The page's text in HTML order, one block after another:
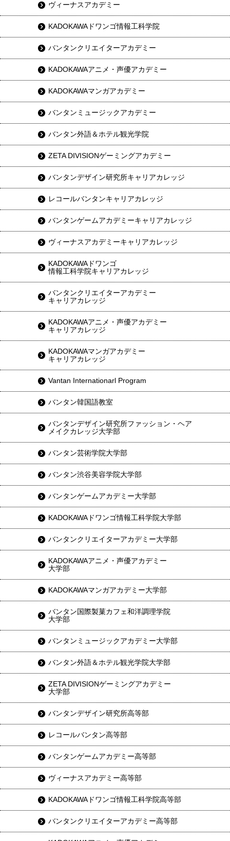
ヴィーナスアカデミー
KADOKAWAドワンゴ情報工科学院
バンタンクリエイターアカデミー
KADOKAWAアニメ・声優アカデミー
KADOKAWAマンガアカデミー
バンタンミュージックアカデミー
バンタン外語＆ホテル観光学院
ZETA DIVISIONゲーミングアカデミー
バンタンデザイン研究所キャリアカレッジ
レコールバンタンキャリアカレッジ
バンタンゲームアカデミーキャリアカレッジ
ヴィーナスアカデミーキャリアカレッジ
KADOKAWAドワンゴ
情報工科学院キャリアカレッジ
バンタンクリエイターアカデミー
キャリアカレッジ
KADOKAWAアニメ・声優アカデミー
キャリアカレッジ
KADOKAWAマンガアカデミー
キャリアカレッジ
Vantan Internationarl Program
バンタン韓国語教室
バンタンデザイン研究所ファッション・ヘア
メイクカレッジ大学部
バンタン芸術学院大学部
バンタン渋谷美容学院大学部
バンタンゲームアカデミー大学部
KADOKAWAドワンゴ情報工科学院大学部
バンタンクリエイターアカデミー大学部
KADOKAWAアニメ・声優アカデミー
大学部
KADOKAWAマンガアカデミー大学部
バンタン国際製菓カフェ和洋調理学院
大学部
バンタンミュージックアカデミー大学部
バンタン外語＆ホテル観光学院大学部
ZETA DIVISIONゲーミングアカデミー
大学部
バンタンデザイン研究所高等部
レコールバンタン高等部
バンタンゲームアカデミー高等部
ヴィーナスアカデミー高等部
KADOKAWAドワンゴ情報工科学院高等部
バンタンクリエイターアカデミー高等部